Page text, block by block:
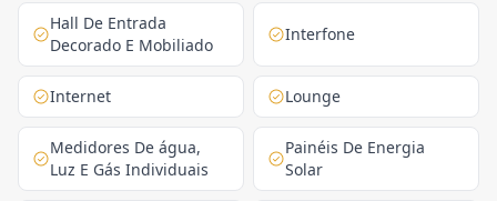
Hall De Entrada
Decorado E Mobiliado
Interfone
Internet Lounge
Medidores De água,
Luz E Gás Individuais
Painéis De Energia
Solar